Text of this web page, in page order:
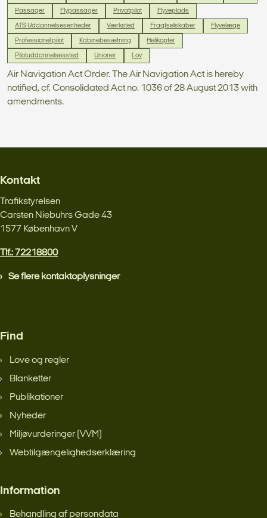
Passager Flypassager Privatpilot Flyveplads
ATS Uddannelsesenheder Værksted Fragtselskaber Flyvelæge
Professionel pilot Kabinebesætning Helikopter
Pilotuddannelsessted Unioner Lov
Air Navigation Act Order. The Air Navigation Act is hereby
notified, cf. Consolidated Act no. 1036 of 28 August 2013 with
amendments.
Kontakt
Trafikstyrelsen
Carsten Niebuhrs Gade 43
1577 København V
Tlf.: 72218800
Se flere kontaktoplysninger
Find
Love og regler
Blanketter
Publikationer
Nyheder
Miljøvurderinger (VVM)
Webtilgængelighedserklæring
Information
Behandling af persondata